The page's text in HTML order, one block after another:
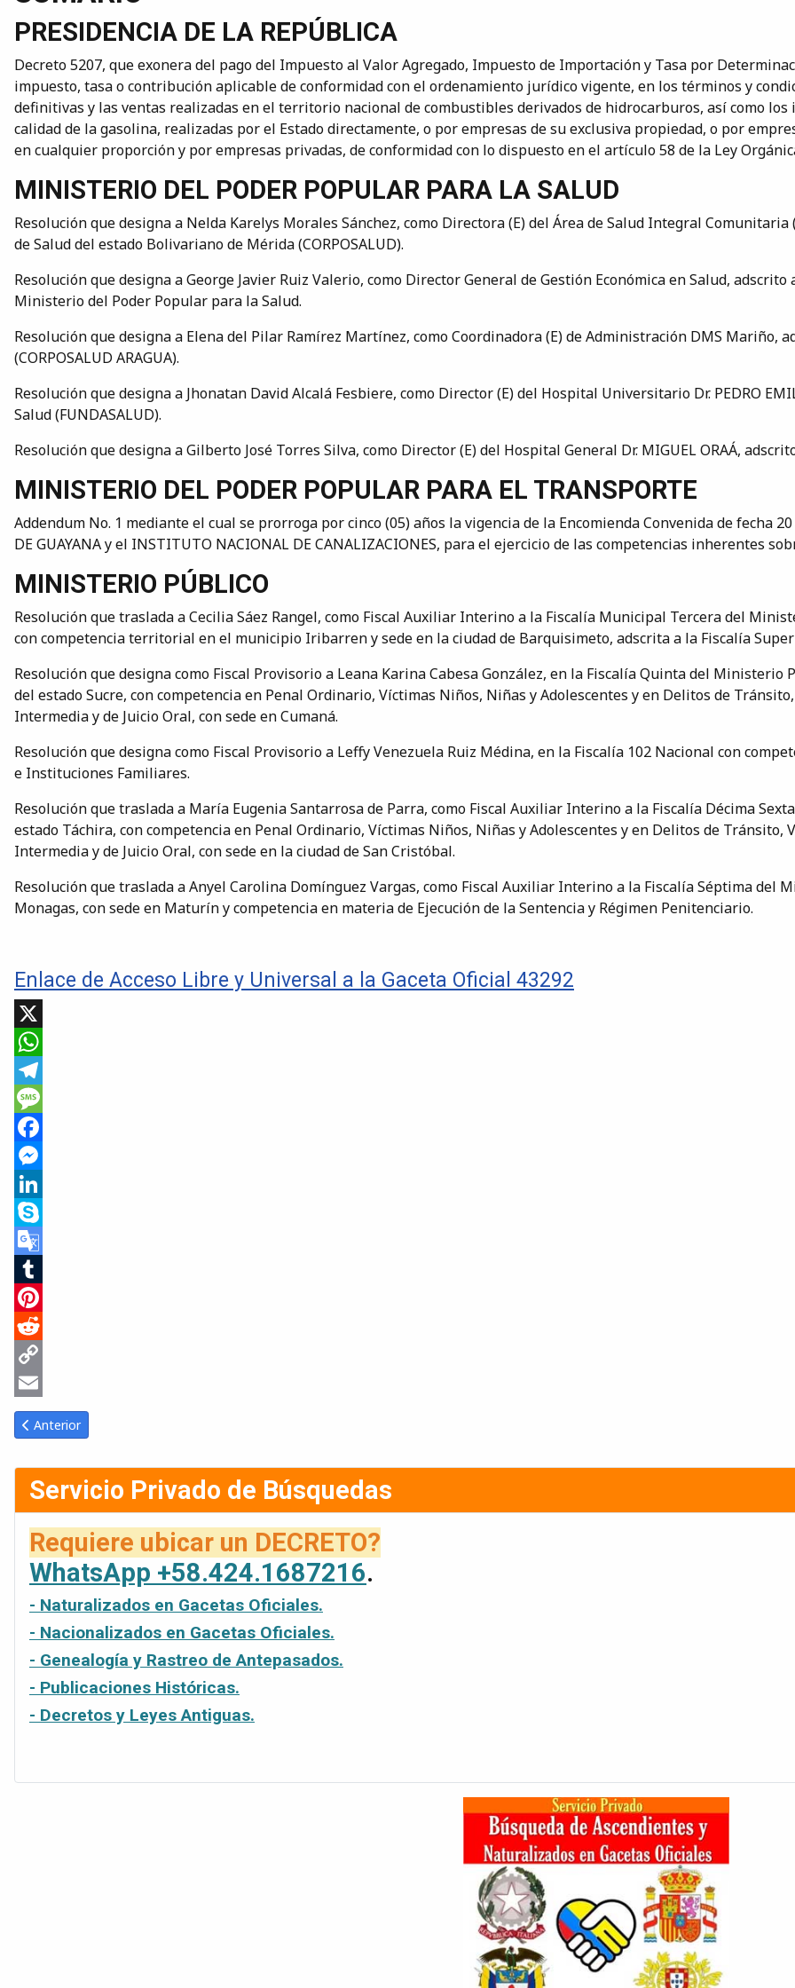
PRESIDENCIA DE LA REPÚBLICA
Decreto 5207, que exonera del pago del Impuesto al Valor Agregado, Impuesto de Importación y Tasa por
impuesto, tasa o contribución aplicable de conformidad con el ordenamiento jurídico vigente, en los términos y
definitivas y las ventas realizadas en el territorio nacional de combustibles derivados de hidrocarburos, así como
calidad de la gasolina, realizadas por el Estado directamente, o por empresas de su exclusiva propiedad, o por
en cualquier proporción y por empresas privadas, de conformidad con lo dispuesto en el artículo 58 de la Ley
MINISTERIO DEL PODER POPULAR PARA LA SALUD
Resolución que designa a Nelda Karelys Morales Sánchez, como Directora (E) del Área de Salud Integral Comunitaria
de Salud del estado Bolivariano de Mérida (CORPOSALUD).
Resolución que designa a George Javier Ruiz Valerio, como Director General de Gestión Económica en Salud,
Ministerio del Poder Popular para la Salud.
Resolución que designa a Elena del Pilar Ramírez Martínez, como Coordinadora (E) de Administración DMS Mariño,
(CORPOSALUD ARAGUA).
Resolución que designa a Jhonatan David Alcalá Fesbiere, como Director (E) del Hospital Universitario Dr. PEDRO
Salud (FUNDASALUD).
Resolución que designa a Gilberto José Torres Silva, como Director (E) del Hospital General Dr. MIGUEL ORAÁ,
MINISTERIO DEL PODER POPULAR PARA EL TRANSPORTE
Addendum No. 1 mediante el cual se prorroga por cinco (05) años la vigencia de la Encomienda Convenida de fecha
DE GUAYANA y el INSTITUTO NACIONAL DE CANALIZACIONES, para el ejercicio de las competencias inherentes
MINISTERIO PÚBLICO
Resolución que traslada a Cecilia Sáez Rangel, como Fiscal Auxiliar Interino a la Fiscalía Municipal Tercera del
con competencia territorial en el municipio Iribarren y sede en la ciudad de Barquisimeto, adscrita a la Fiscalía
Resolución que designa como Fiscal Provisorio a Leana Karina Cabesa González, en la Fiscalía Quinta del
del estado Sucre, con competencia en Penal Ordinario, Víctimas Niños, Niñas y Adolescentes y en Delitos de
Intermedia y de Juicio Oral, con sede en Cumaná.
Resolución que designa como Fiscal Provisorio a Leffy Venezuela Ruiz Médina, en la Fiscalía 102 Nacional con
e Instituciones Familiares.
Resolución que traslada a María Eugenia Santarrosa de Parra, como Fiscal Auxiliar Interino a la Fiscalía Décima
estado Táchira, con competencia en Penal Ordinario, Víctimas Niños, Niñas y Adolescentes y en Delitos de Tránsito,
Intermedia y de Juicio Oral, con sede en la ciudad de San Cristóbal.
Resolución que traslada a Anyel Carolina Domínguez Vargas, como Fiscal Auxiliar Interino a la Fiscalía Séptima del
Monagas, con sede en Maturín y competencia en materia de Ejecución de la Sentencia y Régimen Penitenciario.
Enlace de Acceso Libre y Universal a la Gaceta Oficial 43292
X
WhatsApp
Telegram
Message
Facebook
Messenger
LinkedIn
Skype
Google
Translate
Tumblr
Pinterest
Reddit
Copy
Link
Email
Artículo anterior: 2026-01-12 Gaceta Oficial Venezuela #43293
Anterior
Servicio Privado de Búsquedas
Requiere ubicar un DECRETO?
WhatsApp +58.424.1687216.
- Naturalizados en Gacetas Oficiales.
- Nacionalizados en Gacetas Oficiales.
- Genealogía y Rastreo de Antepasados.
- Publicaciones Históricas.
- Decretos y Leyes Antiguas.